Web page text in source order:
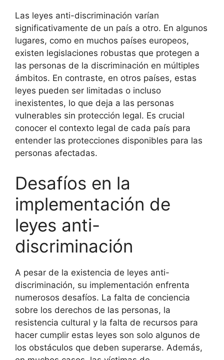
Las leyes anti-discriminación varían
significativamente de un país a otro. En algunos
lugares, como en muchos países europeos,
existen legislaciones robustas que protegen a
las personas de la discriminación en múltiples
ámbitos. En contraste, en otros países, estas
leyes pueden ser limitadas o incluso
inexistentes, lo que deja a las personas
vulnerables sin protección legal. Es crucial
conocer el contexto legal de cada país para
entender las protecciones disponibles para las
personas afectadas.
Desafíos en la
implementación de
leyes anti-
discriminación
A pesar de la existencia de leyes anti-
discriminación, su implementación enfrenta
numerosos desafíos. La falta de conciencia
sobre los derechos de las personas, la
resistencia cultural y la falta de recursos para
hacer cumplir estas leyes son solo algunos de
los obstáculos que deben superarse. Además,